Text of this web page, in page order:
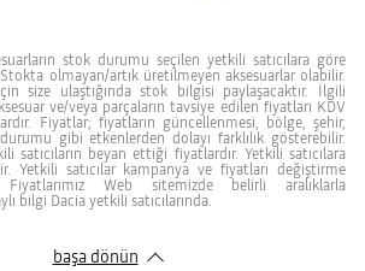
stok durumu seçilen yetkili satıcılara göre
olmayan/artık üretilmeyen aksesuarlar olabilir.
size ulaştığında stok bilgisi paylaşacaktır. İlgili
ve/veya parçaların tavsiye edilen fiyatları KDV
Fiyatlar; fiyatların güncellenmesi, bölge, şehir,
gibi etkenlerden dolayı farklılık gösterebilir.
satıcıların beyan ettiği fiyatlardır. Yetkili satıcılara
Yetkili satıcılar kampanya ve fiyatları değiştirme
Web sitemizde belirli aralıklarla
bilgi Dacia yetkili satıcılarında.
başa dönün